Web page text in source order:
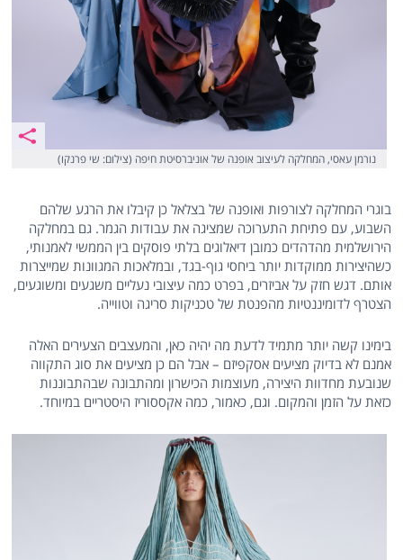
נורמן עאסי, המחלקה לעיצוב אופנה של אוניברסיטת חיפה (צילום: שי פרנקו)
בוגרי המחלקה לצורפות ואופנה של בצלאל כן קיבלו את הרגע שלהם
השבוע, עם פתיחת התערוכה שמציגה את עבודות הגמר. גם במחלקה
הירושלמית מהדהדים כמובן דיאלוגים בלתי פוסקים בין הממשי לאמנותי,
כשהיצירות ממוקדות יותר ביחסי גוף-בגד, ובמלאכות המגוונות שמייצרות
אותם. דגש חזק על אביזרים, בפרט כמה עיצובי נעליים משגעים ומשוגעים,
הצטרף לדומיננטיות מהפנטת של טכניקות סריגה וטווייה.
בימינו קשה יותר מתמיד לדעת מה יהיה כאן, והמעצבים הצעירים האלה
אמנם לא בדיוק מציעים אסקפיזם – אבל הם כן מציעים את סוג התקווה
שנובעת מחדוות היצירה, מעוצמות הכישרון ומהתבונה שבהתבוננות
כזאת על הזמן והמקום. וגם, כאמור, כמה אקססוריז היסטריים במיוחד.